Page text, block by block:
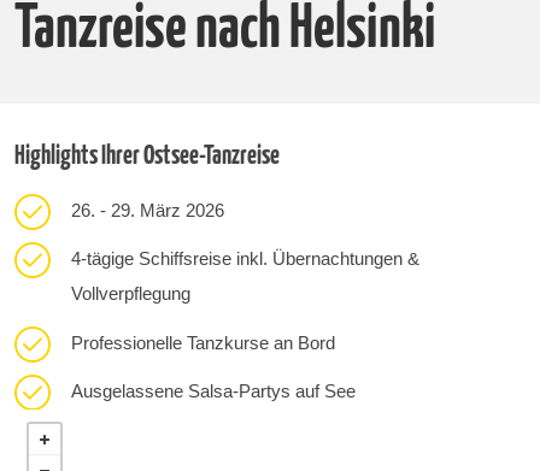
Tanzreise nach Helsinki
Highlights Ihrer Ostsee-Tanzreise
26. - 29. März 2026
4-tägige Schiffsreise inkl. Übernachtungen &
Vollverpflegung
Professionelle Tanzkurse an Bord
Ausgelassene Salsa-Partys auf See